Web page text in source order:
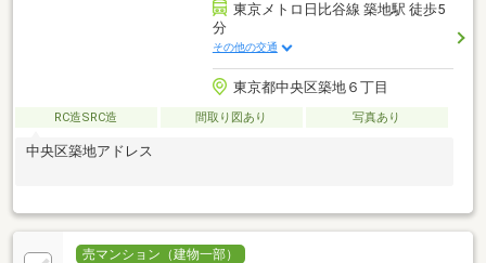
東京メトロ日比谷線 築地駅 徒歩5
分
その他の交通
東京都中央区築地６丁目
RC造SRC造 間取り図あり 写真あり
中央区築地アドレス
売マンション（建物一部）